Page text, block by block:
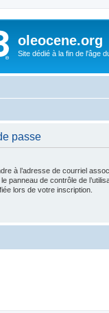
oleocene.org
Site dédié à la fin de l'âge
passe
à l’adresse de courriel
panneau de contrôle de
lors de votre inscription.